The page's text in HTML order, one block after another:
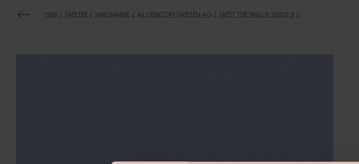
HEM TAPETER VARUMÄRKE AS CREATION TAPETEN AG TAPET THE WALL III 38903-5